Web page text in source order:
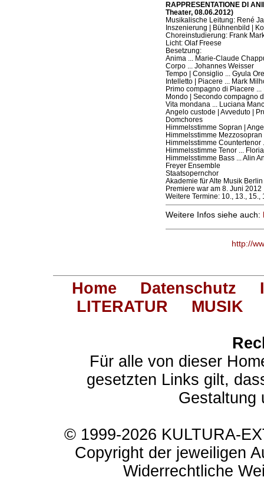
RAPPRESENTATIONE DI
Theater, 08.06.2012)
Musikalische Leitung: René
Inszenierung | Bühnenbild |
Choreinstudierung: Frank
Licht: Olaf Freese
Besetzung:
Anima ... Marie-Claude
Corpo ... Johannes Weisser
Tempo | Consiglio ... Gyula
Intelletto | Piacere ... Mark
Primo compagno di Piacere ...
Mondo | Secondo compagno
Vita mondana ... Luciana
Angelo custode | Avveduto |
Domchores
Himmelsstimme Sopran |
Himmelsstimme
Himmelsstimme Countertenor
Himmelsstimme Tenor ...
Himmelsstimme Bass ... Alin
Freyer Ensemble
Staatsopernchor
Akademie für Alte Musik Berlin
Premiere war am 8. Juni 2012
Weitere Termine: 10., 13., 15.,
Weitere Infos siehe auch:
http://
Home Datenschutz
LITERATUR
MUSIK
Für alle von dieser
gesetzten Links gilt,
Gestaltung
© 1999-2026 KULTURA-
Copyright der jeweiligen
Widerrechtliche